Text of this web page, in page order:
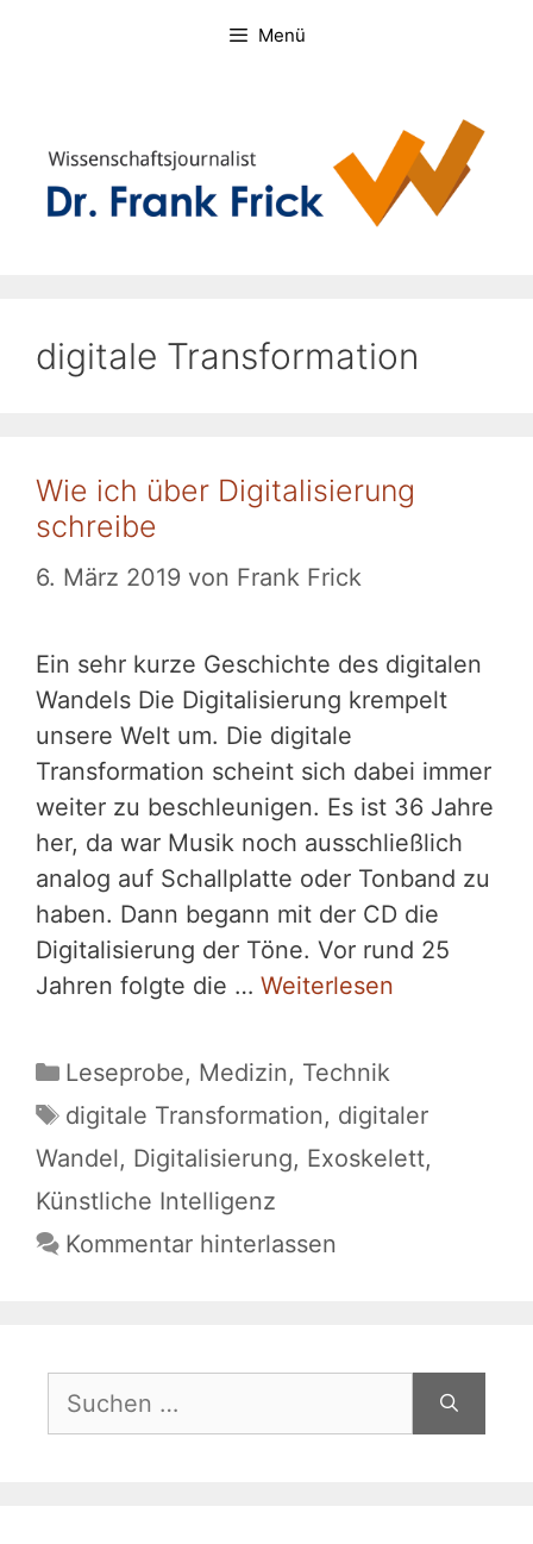
Menü
digitale Transformation
Wie ich über Digitalisierung
schreibe
6. März 2019 von Frank Frick
Ein sehr kurze Geschichte des digitalen
Wandels Die Digitalisierung krempelt
unsere Welt um. Die digitale
Transformation scheint sich dabei immer
weiter zu beschleunigen. Es ist 36 Jahre
her, da war Musik noch ausschließlich
analog auf Schallplatte oder Tonband zu
haben. Dann begann mit der CD die
Digitalisierung der Töne. Vor rund 25
Jahren folgte die … Weiterlesen
Kategorien
Leseprobe, Medizin, Technik
Schlagwörter
digitale Transformation, digitaler
Wandel, Digitalisierung, Exoskelett,
Künstliche Intelligenz
Kommentar hinterlassen
nach: